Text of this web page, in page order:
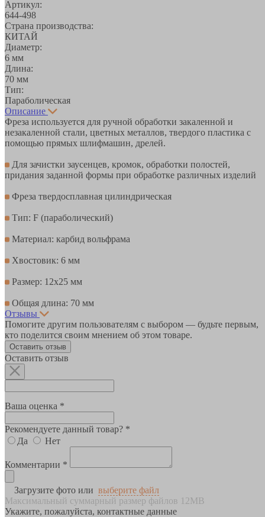
Артикул:
644-498
Страна производства:
КИТАЙ
Диаметр:
6 мм
Длина:
70 мм
Тип:
Параболическая
Описание
Фреза используется для ручной обработки закаленной и
незакаленной стали, цветных металлов, твердого пластика с
помощью прямых шлифмашин, дрелей.
Для зачистки заусенцев, кромок, обработки полостей,
придания заданной формы при обработке различных изделий
Фреза твердосплавная цилиндрическая
Тип: F (параболический)
Материал: карбид вольфрама
Хвостовик: 6 мм
Размер: 12х25 мм
Общая длина: 70 мм
Отзывы
Помогите другим пользователям с выбором — будьте первым,
кто поделится своим мнением об этом товаре.
Оставить отзыв
Оставить отзыв
Ваша оценка *
Рекомендуете данный товар? *
Да
Нет
Комментарии *
Загрузите фото или выберите файл
Максимальный суммарный размер файлов 12MB
Укажите, пожалуйста, контактные данные